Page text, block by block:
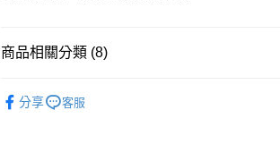
商品相關分類 (8)
分享 客服